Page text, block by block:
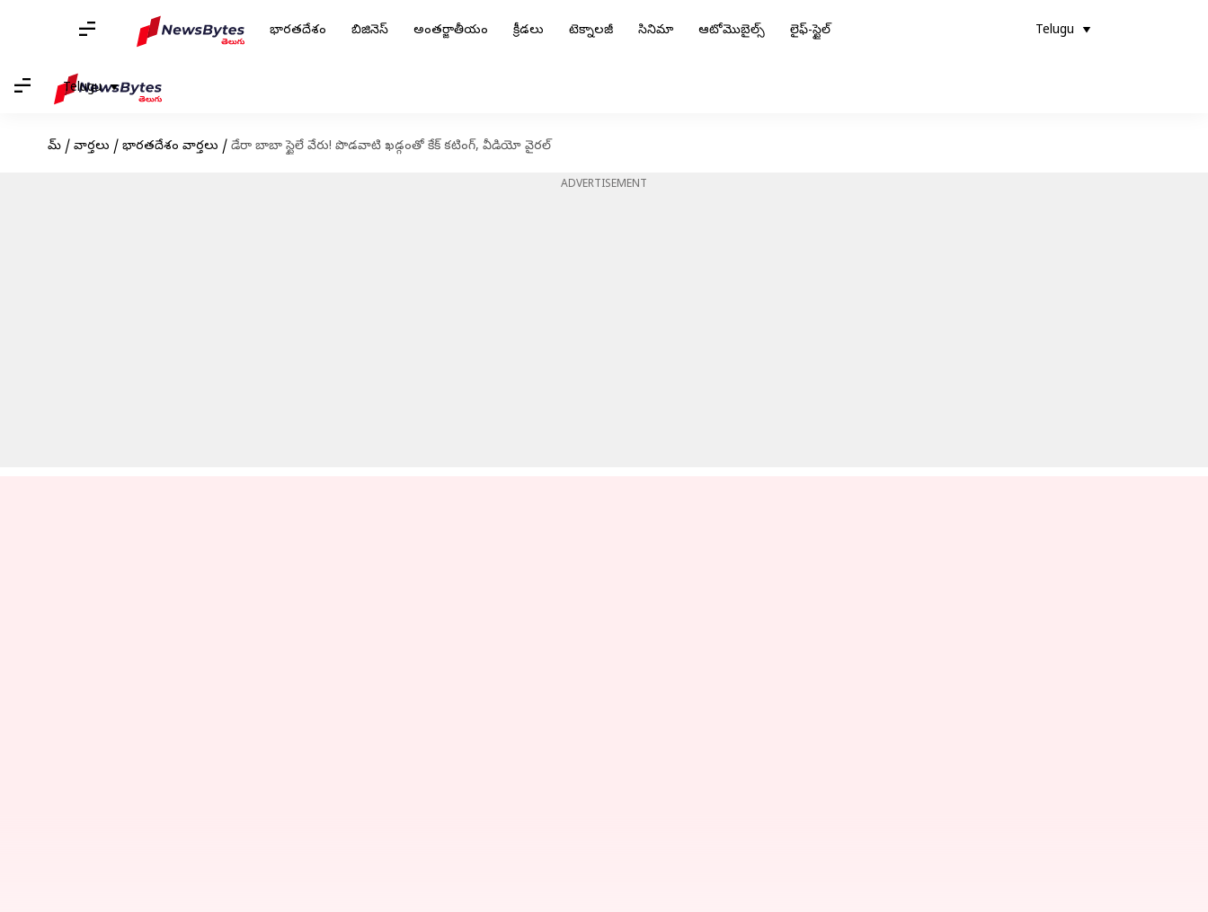
భారతదేశం బిజినెస్ అంతర్జాతీయం క్రీడలు టెక్నాలజీ సినిమా ఆటోమొబైల్స్ లైఫ్-స్టైల్ Telugu
Telugu
హోమ్ / వార్తలు / భారతదేశం వార్తలు / డేరా బాబా స్టైలే వేరు! పొడవాటి ఖడ్గంతో కేక్ కటింగ్, వీడియో వైరల్
ADVERTISEMENT